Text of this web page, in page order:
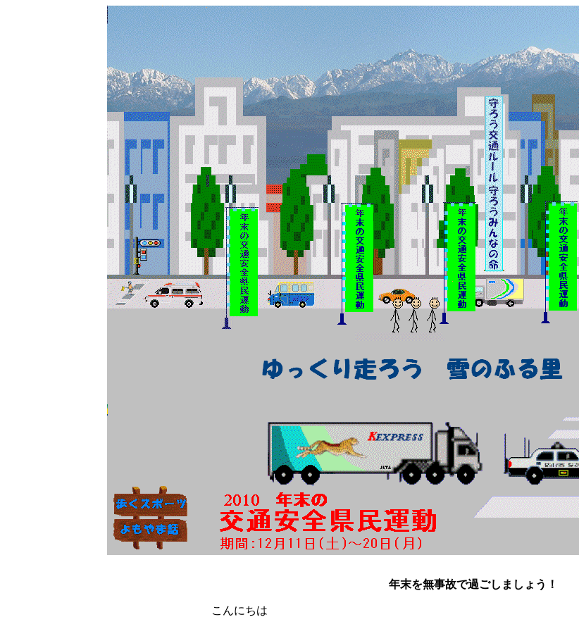
年末を無事故で過ごしましょう！
こんにちは